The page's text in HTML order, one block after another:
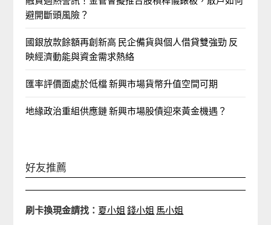
避開斷頭風險？
國銀放款餘額再創新高 民企備貨與個人借貸雙強勁 反
映經濟動能與資金需求熱絡
匯率評價面處於低檔 新興市場貨幣升值空間可期
地緣政治重組供應鏈 新興市場股債迎來黃金機遇？
好友推薦
刷卡換現金請找： 夏小姐 錢小姐 馬小姐